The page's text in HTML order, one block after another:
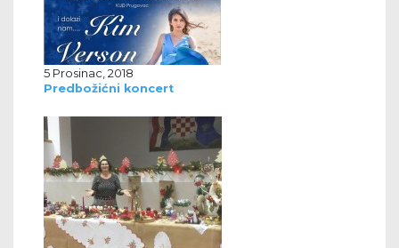
5 Prosinac, 2018
Predbožićni koncert